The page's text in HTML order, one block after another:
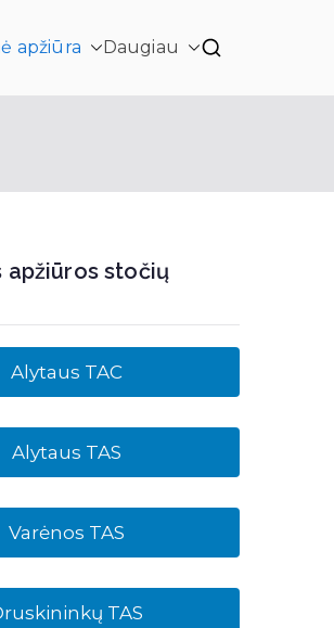
apžiūra Daugiau
apžiūros stočių
Alytaus TAC
Alytaus TAS
Varėnos TAS
TAS